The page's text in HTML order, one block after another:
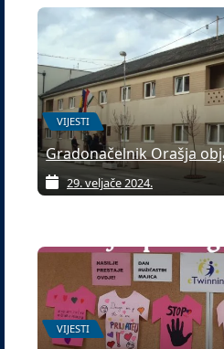
VIJESTI
Gradonačelnik Orašja
29. veljače 2024.
VIJESTI